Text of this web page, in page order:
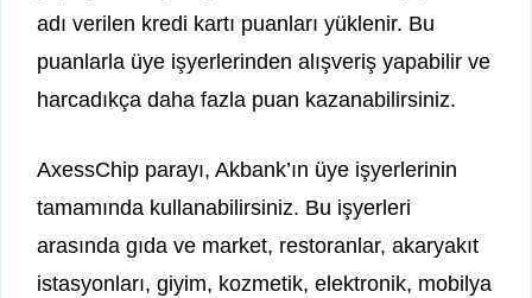
adı verilen kredi kartı puanları yüklenir. Bu
puanlarla üye işyerlerinden alışveriş yapabilir ve
harcadıkça daha fazla puan kazanabilirsiniz.
AxessChip parayı, Akbank’ın üye işyerlerinin
tamamında kullanabilirsiniz. Bu işyerleri
arasında gıda ve market, restoranlar, akaryakıt
istasyonları, giyim, kozmetik, elektronik, mobilya